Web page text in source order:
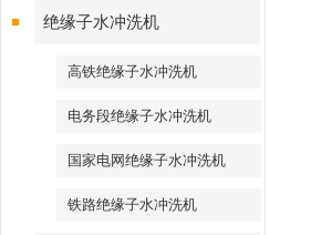
绝缘子水冲洗机
高铁绝缘子水冲洗机
电务段绝缘子水冲洗机
国家电网绝缘子水冲洗机
铁路绝缘子水冲洗机